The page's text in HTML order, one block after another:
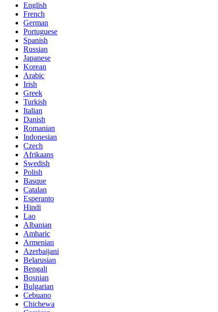
English
French
German
Portuguese
Spanish
Russian
Japanese
Korean
Arabic
Irish
Greek
Turkish
Italian
Danish
Romanian
Indonesian
Czech
Afrikaans
Swedish
Polish
Basque
Catalan
Esperanto
Hindi
Lao
Albanian
Amharic
Armenian
Azerbaijani
Belarusian
Bengali
Bosnian
Bulgarian
Cebuano
Chichewa